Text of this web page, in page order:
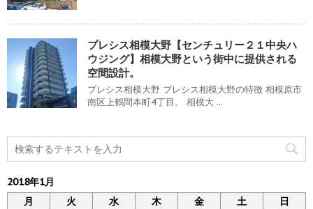
プレシス相模大野【センチュリー２１中央ハ
ウジング】相模大野という街中に提供される
空間設計。
プレシス相模大野 プレシス相模大野の特徴 相模原市
南区上鶴間本町4丁目。 相模大 ...
2018年1月
月
火 水 木 金 土 日